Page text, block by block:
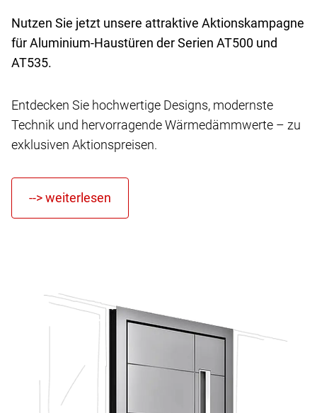
Nutzen Sie jetzt unsere attraktive Aktionskampagne
für Aluminium-Haustüren der Serien AT500 und
AT535.
Entdecken Sie hochwertige Designs, modernste
Technik und hervorragende Wärmedämmwerte – zu
exklusiven Aktionspreisen.